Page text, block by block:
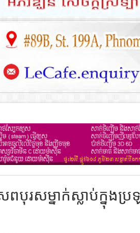
បុរសម្នាក់ស្លាប់ក្នុងប្